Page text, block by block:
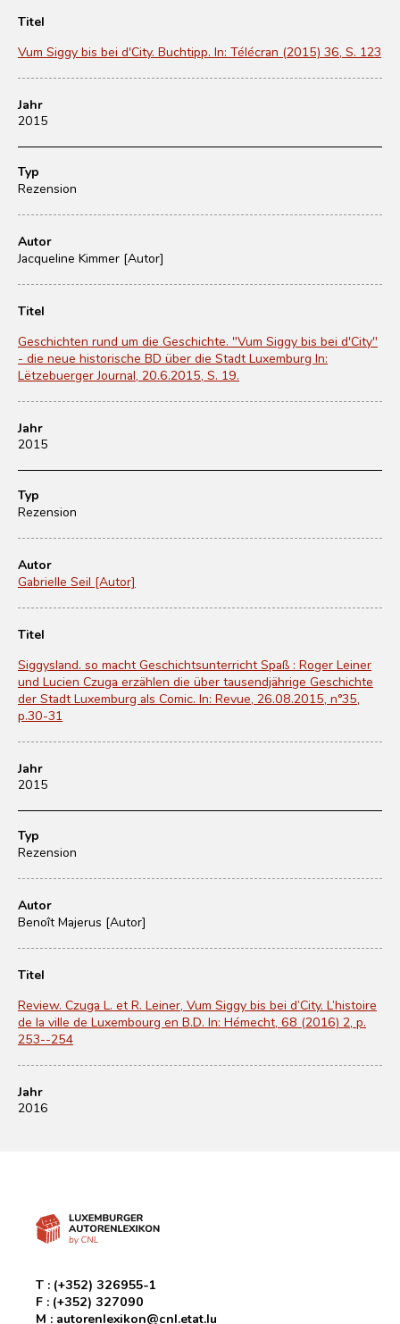
Titel
Vum Siggy bis bei d'City. Buchtipp. In: Télécran (2015) 36, S. 123
Jahr
2015
Typ
Rezension
Autor
Jacqueline Kimmer [Autor]
Titel
Geschichten rund um die Geschichte. "Vum Siggy bis bei d'City"
- die neue historische BD über die Stadt Luxemburg In:
Lëtzebuerger Journal, 20.6.2015, S. 19.
Jahr
2015
Typ
Rezension
Autor
Gabrielle Seil [Autor]
Titel
Siggysland. so macht Geschichtsunterricht Spaß : Roger Leiner
und Lucien Czuga erzählen die über tausendjährige Geschichte
der Stadt Luxemburg als Comic. In: Revue, 26.08.2015, n°35,
p.30-31
Jahr
2015
Typ
Rezension
Autor
Benoît Majerus [Autor]
Titel
Review. Czuga L. et R. Leiner, Vum Siggy bis bei d’City. L’histoire
de la ville de Luxembourg en B.D. In: Hémecht, 68 (2016) 2, p.
253--254
Jahr
2016
T : (+352) 326955-1
F : (+352) 327090
M : autorenlexikon@cnl.etat.lu